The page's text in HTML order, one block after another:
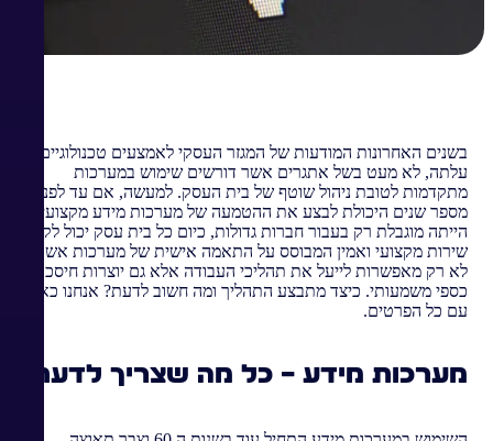
בשנים האחרונות המודעות של המגזר העסקי לאמצעים טכנולוגיים
עלתה, לא מעט בשל אתגרים אשר דורשים שימוש במערכות
מתקדמות לטובת ניהול שוטף של בית העסק. למעשה, אם עד לפני
מספר שנים היכולת לבצע את ההטמעה של מערכות מידע מקצועיות
הייתה מוגבלת רק בעבור חברות גדולות, כיום כל בית עסק יכול לקבל
שירות מקצועי ואמין המבוסס על התאמה אישית של מערכות אשר
לא רק מאפשרות לייעל את תהליכי העבודה אלא גם יוצרות חיסכון
כספי משמעותי. כיצד מתבצע התהליך ומה חשוב לדעת? אנחנו כאן
עם כל הפרטים.
מערכות מידע – כל מה שצריך לדעת